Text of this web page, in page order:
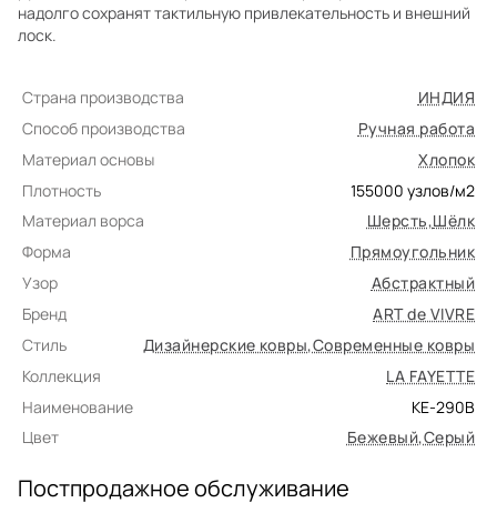
надолго сохранят тактильную привлекательность и внешний
лоск.
Страна производства
ИНДИЯ
Способ производства
Ручная работа
Материал основы
Хлопок
Плотность
155000 узлов/м2
Материал ворса
Шерсть,Шёлк
Форма
Прямоугольник
Узор
Абстрактный
Бренд
ART de VIVRE
Стиль
Дизайнерские ковры,Современные ковры
Коллекция
LA FAYETTE
Наименование
KE-290B
Цвет
Бежевый,Серый
Постпродажное обслуживание